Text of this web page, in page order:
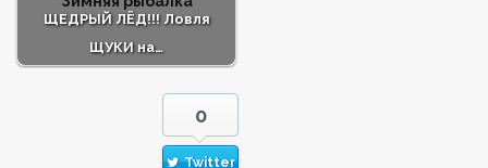
ЩЕДРЫЙ ЛЁД!!! Ловля
ЩУКИ на…
0
Twitter